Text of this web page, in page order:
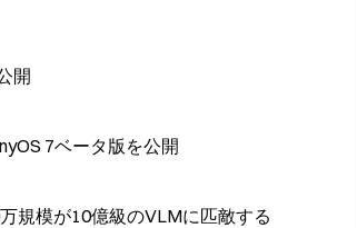
開
7ベータ版を公開
規模が10億級のVLMに匹敵する